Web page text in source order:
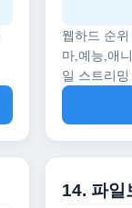
웹하드 순
마,예능,애
일 스트리
14. 파일